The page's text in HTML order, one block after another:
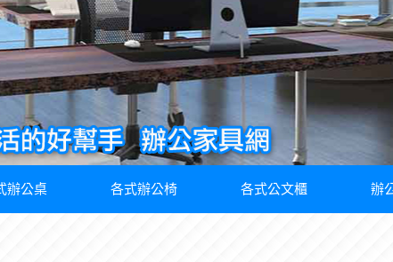
辦公桌 各式辦公椅 各式公文櫃 辦